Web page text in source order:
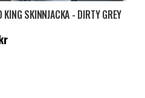
KING SKINNJACKA - DIRTY GREY
kr